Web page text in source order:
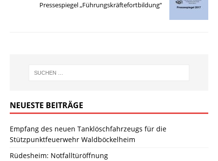
Pressespiegel „Führungskräftefortbildung“
NEUESTE BEITRÄGE
Empfang des neuen Tanklöschfahrzeugs für die
Stützpunktfeuerwehr Waldböckelheim
Rüdesheim: Notfalltüröffnung